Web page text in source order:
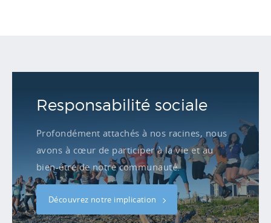
Responsabilité sociale
Profondément attachés à nos racines, nous
avons à cœur de participer à la vie et au
bien-être de notre communauté.
Découvrez notre implication